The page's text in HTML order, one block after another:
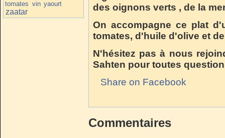
tomates vin yaourt
zaatar
des oignons verts , de la
On accompagne ce plat
tomates, d'huile d'olive et
N'hésitez pas à nous
Sahten pour toutes
Share on Facebook
Commentaires